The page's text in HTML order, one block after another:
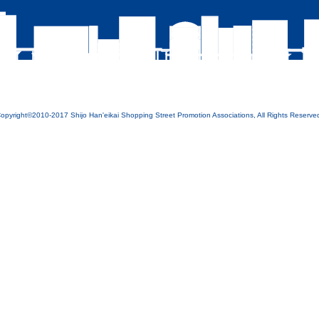
2017 Shijo Han'eikai Shopping Street Promotion Associations, All Rights